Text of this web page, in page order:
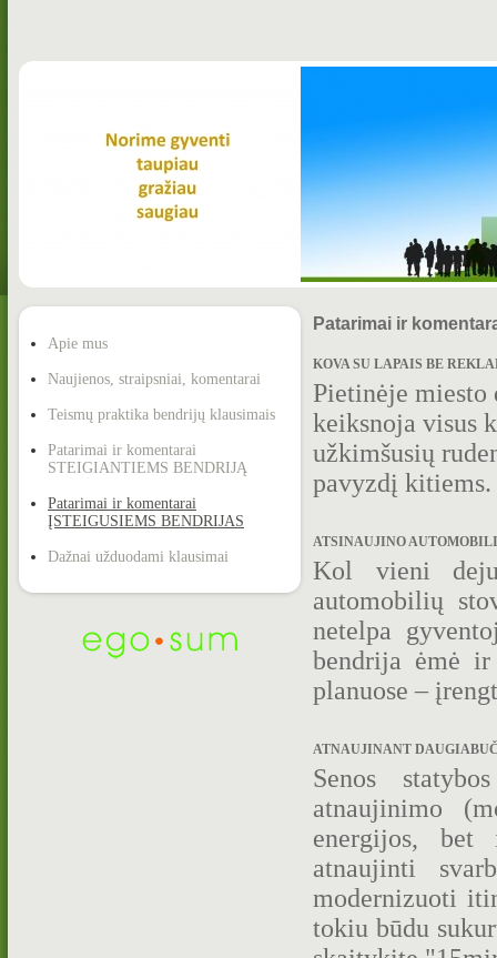
Apie mus
Naujienos, straipsniai, komentarai
Teismų praktika bendrijų klausimais
Patarimai ir komentarai
STEIGIANTIEMS BENDRIJĄ
Patarimai ir komentarai
ĮSTEIGUSIEMS BENDRIJAS
Dažnai užduodami klausimai
Patarimai ir
KOVA SU LAPAIS BE
Pietinėje miesto
keiksnoja visus
užkimšusių
pavyzdį
ATSINAUJINO
Kol vieni
automobilių
netelpa
bendrija ėmė ir
planuose –
ATNAUJINANT
Senos
atnaujinimo
energijos, bet
atnaujinti
modernizuoti
tokiu būdu